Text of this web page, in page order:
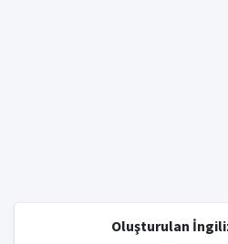
Oluşturulan